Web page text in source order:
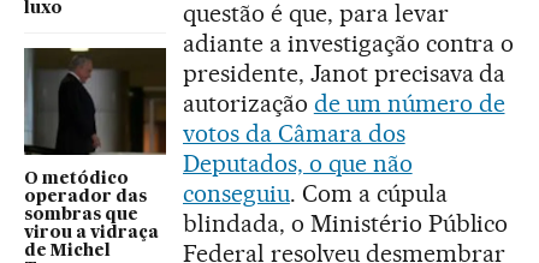
luxo
O metódico
operador das
sombras que
virou a vidraça
de Michel
questão é que, para levar
adiante a investigação contra o
presidente, Janot precisava da
autorização de um número de
votos da Câmara dos
Deputados, o que não
conseguiu. Com a cúpula
blindada, o Ministério Público
Federal resolveu desmembrar